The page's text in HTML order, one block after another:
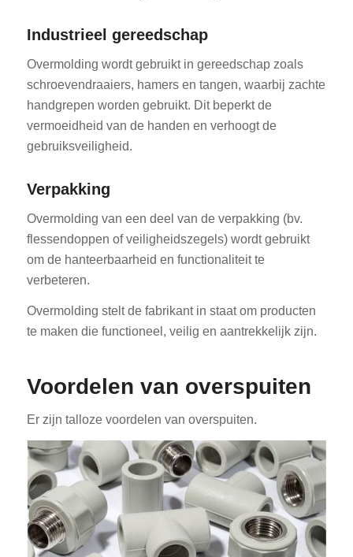
Industrieel gereedschap
Overmolding wordt gebruikt in gereedschap zoals
schroevendraaiers, hamers en tangen, waarbij zachte
handgrepen worden gebruikt. Dit beperkt de
vermoeidheid van de handen en verhoogt de
gebruiksveiligheid.
Verpakking
Overmolding van een deel van de verpakking (bv.
flessendoppen of veiligheidszegels) wordt gebruikt
om de hanteerbaarheid en functionaliteit te
verbeteren.
Overmolding stelt de fabrikant in staat om producten
te maken die functioneel, veilig en aantrekkelijk zijn.
Voordelen van overspuiten
Er zijn talloze voordelen van overspuiten.